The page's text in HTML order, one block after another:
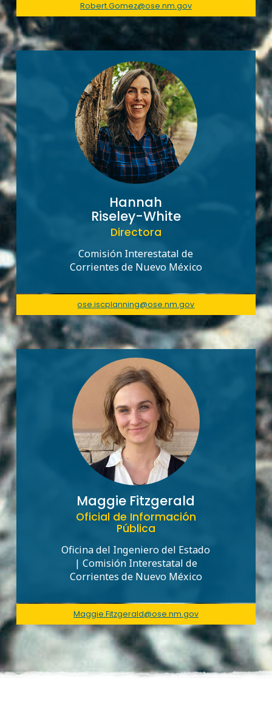
Robert.Gomez@ose.nm.gov
Hannah
Riseley-White
Directora
Comisión Interestatal de
Corrientes de Nuevo México
ose.iscplanning@ose.nm.gov
Maggie Fitzgerald
Oficial de Información
Pública
Oficina del Ingeniero del Estado
| Comisión Interestatal de
Corrientes de Nuevo México
Maggie.Fitzgerald@ose.nm.gov